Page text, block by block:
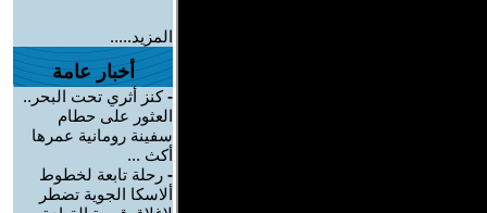
المزيد.....
أخبار عامة
-كنز أثري تحت البحر..
العثور على حطام
سفينة رومانية عمرها
أكث ...
- رحلة تابعة لخطوط
ألاسكا الجوية تضطر